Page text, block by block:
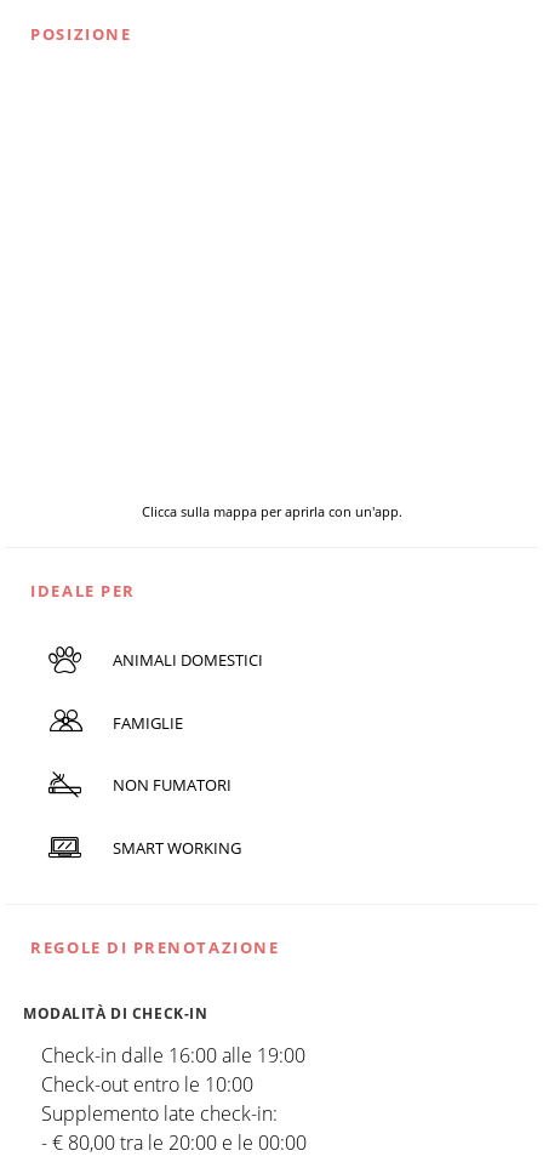
POSIZIONE
Clicca sulla mappa per aprirla con un'app.
IDEALE PER
ANIMALI DOMESTICI
FAMIGLIE
NON FUMATORI
SMART WORKING
REGOLE DI PRENOTAZIONE
MODALITÀ DI CHECK-IN
Check-in dalle 16:00 alle 19:00
Check-out entro le 10:00
Supplemento late check-in:
- € 80,00 tra le 20:00 e le 00:00